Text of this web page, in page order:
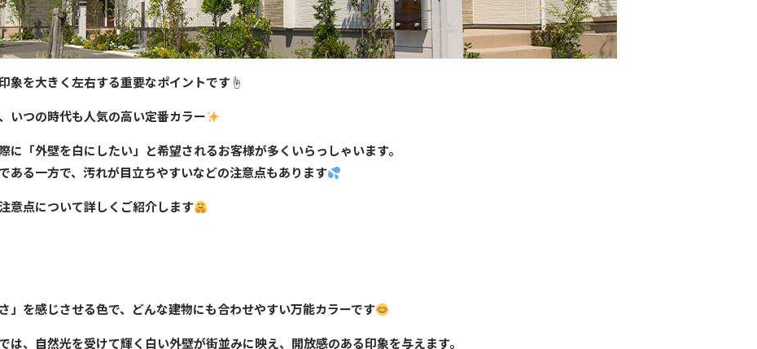
象を大きく左右する重要なポイントです☝️
いつの時代も人気の高い定番カラー
に「外壁を白にしたい」と希望されるお客様が多くいらっしゃいます。
ある一方で、汚れが目立ちやすいなどの注意点もあります
意点について詳しくご紹介します
」を感じさせる色で、どんな建物にも合わせやすい万能カラーです
は、自然光を受けて輝く白い外壁が街並みに映え、開放感のある印象を与えます。